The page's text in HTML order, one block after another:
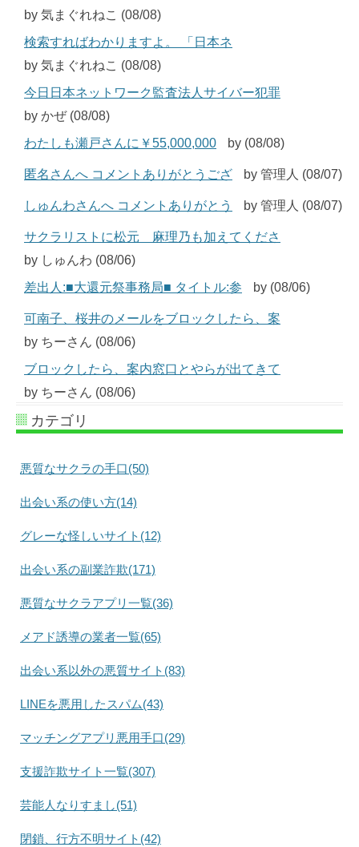
by 気まぐれねこ (08/08)
検索すればわかりますよ。 「日本ネ
by 気まぐれねこ (08/08)
今日日本ネットワーク監査法人サイバー犯罪
by かぜ (08/08)
わたしも瀬戸さんに￥55,000,000
by (08/08)
匿名さんへ コメントありがとうござ by 管理人 (08/07)
しゅんわさんへ コメントありがとう by 管理人 (08/07)
サクラリストに松元 麻理乃も加えてくださ
by しゅんわ (08/06)
差出人:■大還元祭事務局■ タイトル:参
by (08/06)
可南子、桜井のメールをブロックしたら、案
by ちーさん (08/06)
ブロックしたら、案内窓口とやらが出てきて
by ちーさん (08/06)
カテゴリ
悪質なサクラの手口(50)
出会い系の使い方(14)
グレーな怪しいサイト(12)
出会い系の副業詐欺(171)
悪質なサクラアプリ一覧(36)
メアド誘導の業者一覧(65)
出会い系以外の悪質サイト(83)
LINEを悪用したスパム(43)
マッチングアプリ悪用手口(29)
支援詐欺サイト一覧(307)
芸能人なりすまし(51)
閉鎖、行方不明サイト(42)